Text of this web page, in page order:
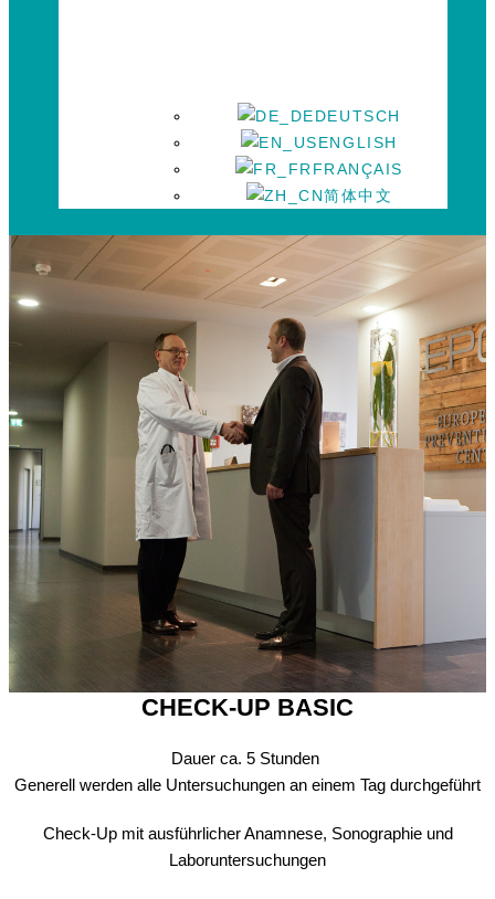
DEUTSCH
ENGLISH
FRANÇAIS
简体中文
CHECK-UP BASIC
Dauer ca. 5 Stunden
Generell werden alle Untersuchungen an einem Tag durchgeführt
Check-Up mit ausführlicher Anamnese, Sonographie und
Laboruntersuchungen